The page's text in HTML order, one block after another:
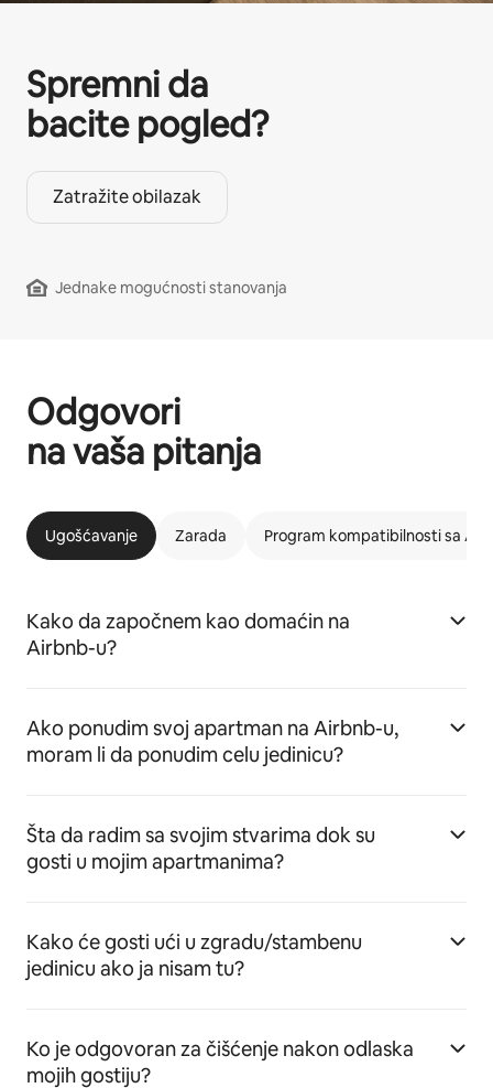
Spremni da
bacite pogled?
Zatražite obilazak
Jednake mogućnosti stanovanja
Odgovori
na vaša pitanja
Ugošćavanje Zarada Program kompatibilnosti sa
Kako da započnem kao domaćin na
Airbnb-u?
Ako ponudim svoj apartman na Airbnb-u,
moram li da ponudim celu jedinicu?
Šta da radim sa svojim stvarima dok su
gosti u mojim apartmanima?
Kako će gosti ući u zgradu/stambenu
jedinicu ako ja nisam tu?
Ko je odgovoran za čišćenje nakon odlaska
mojih gostiju?